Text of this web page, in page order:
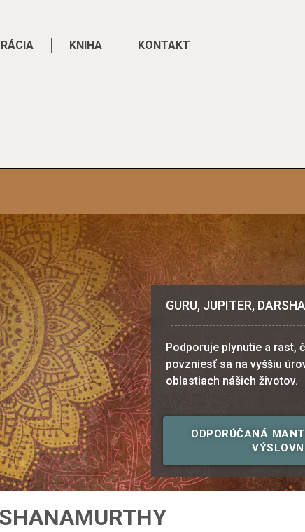
KNIHA KONTAKT
GURU, JUPITER,
Podporuje plynutie a rast,
povzniesť sa na vyššiu
oblastiach nášich životov.
ODPORÚČANÁ